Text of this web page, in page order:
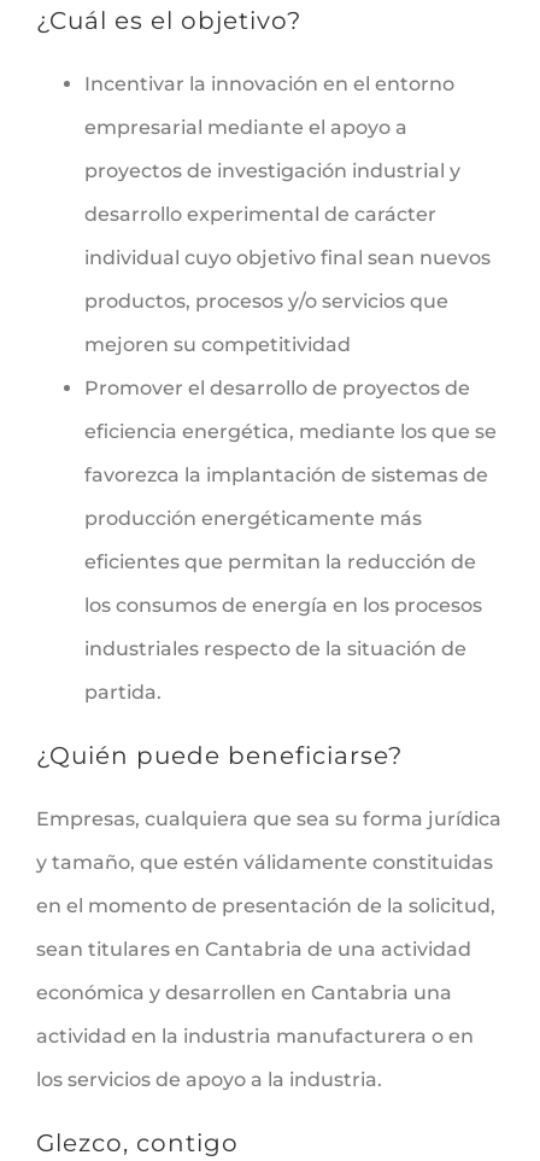
¿Cuál es el objetivo?
Incentivar la innovación en el entorno
empresarial mediante el apoyo a
proyectos de investigación industrial y
desarrollo experimental de carácter
individual cuyo objetivo final sean nuevos
productos, procesos y/o servicios que
mejoren su competitividad
Promover el desarrollo de proyectos de
eficiencia energética, mediante los que se
favorezca la implantación de sistemas de
producción energéticamente más
eficientes que permitan la reducción de
los consumos de energía en los procesos
industriales respecto de la situación de
partida.
¿Quién puede beneficiarse?
Empresas, cualquiera que sea su forma jurídica
y tamaño, que estén válidamente constituidas
en el momento de presentación de la solicitud,
sean titulares en Cantabria de una actividad
económica y desarrollen en Cantabria una
actividad en la industria manufacturera o en
los servicios de apoyo a la industria.
Glezco, contigo